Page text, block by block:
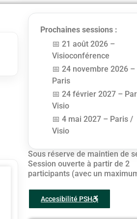
Prochaines sessions :
21 août 2026 –
Visioconférence
24 novembre 2026 –
Paris
24 février 2027 –
Visio
4 mai 2027 – Paris /
Visio
Sous réserve de maintien de
Session ouverte à partir de 2
participants (avec un
Accesibilité PSH